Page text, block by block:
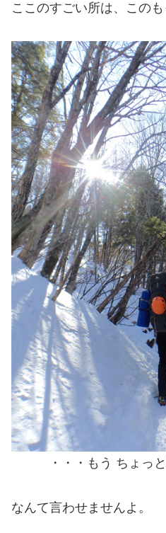
ここのすごい所は、このも
・・・もう ちょっ
なんて言わせませんよ。